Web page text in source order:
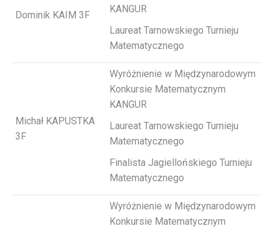
Dominik KAIM 3F
KANGUR
Laureat Tarnowskiego Turnieju
Matematycznego
Michał KAPUSTKA
3F
Wyróżnienie w Międzynarodowym
Konkursie Matematycznym
KANGUR
Laureat Tarnowskiego Turnieju
Matematycznego
Finalista Jagiellońskiego Turnieju
Matematycznego
Wyróżnienie w Międzynarodowym
Konkursie Matematycznym